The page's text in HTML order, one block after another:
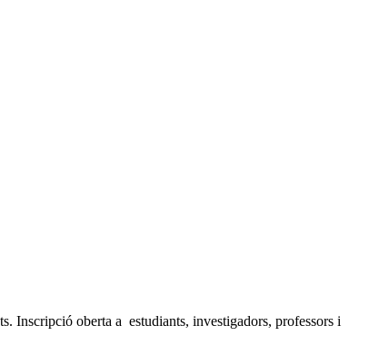
Inscripció oberta a estudiants, investigadors, professors i